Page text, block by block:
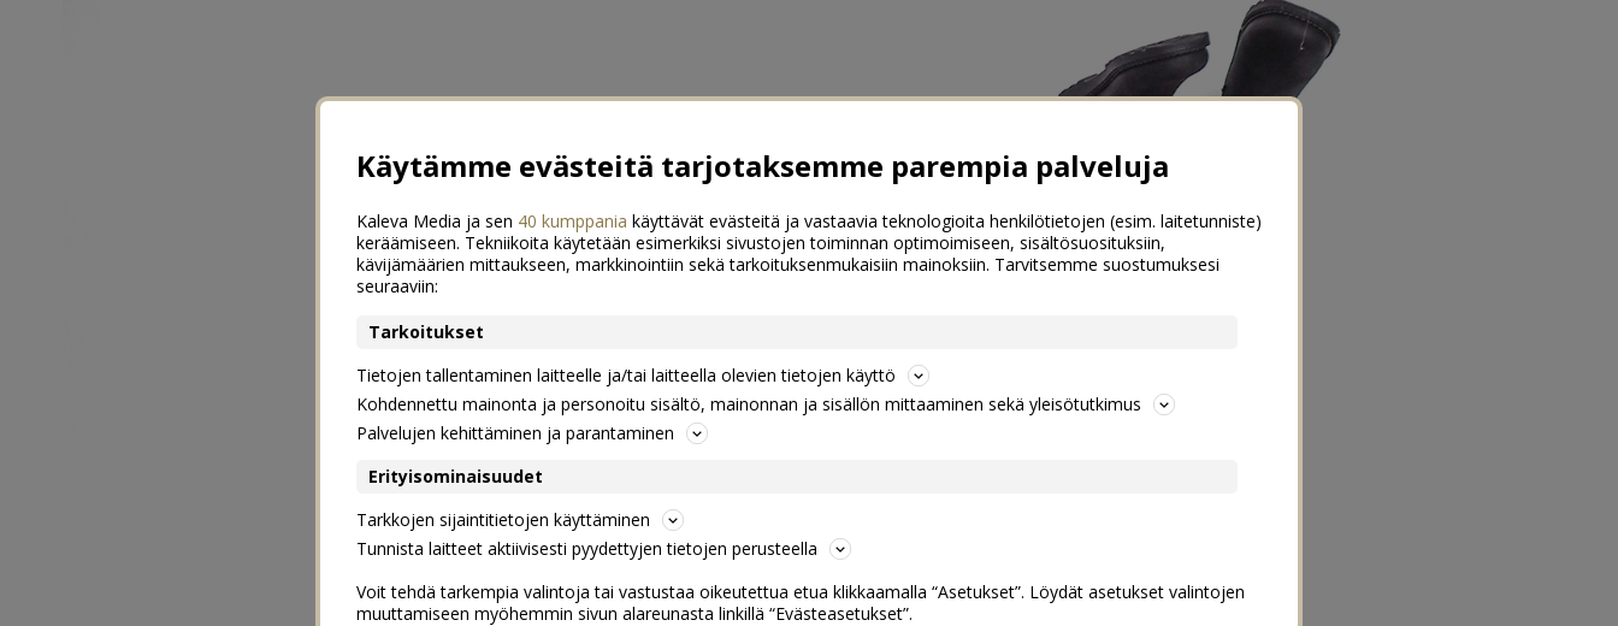
Käytämme evästeitä tarjotaksemme parempia palveluja
Kaleva Media ja sen 40 kumppania käyttävät evästeitä ja vastaavia teknologioita henkilötietojen (esim. laitetunniste)
keräämiseen. Tekniikoita käytetään esimerkiksi sivustojen toiminnan optimoimiseen, sisältösuosituksiin,
kävijämäärien mittaukseen, markkinointiin sekä tarkoituksenmukaisiin mainoksiin. Tarvitsemme suostumuksesi
seuraaviin:
Tarkoitukset
Tietojen tallentaminen laitteelle ja/tai laitteella olevien tietojen käyttö
Kohdennettu mainonta ja personoitu sisältö, mainonnan ja sisällön mittaaminen sekä yleisötutkimus
Palvelujen kehittäminen ja parantaminen
Erityisominaisuudet
Tarkkojen sijaintitietojen käyttäminen
Tunnista laitteet aktiivisesti pyydettyjen tietojen perusteella
Voit tehdä tarkempia valintoja tai vastustaa oikeutettua etua klikkaamalla “Asetukset”. Löydät asetukset valintojen
muuttamiseen myöhemmin sivun alareunasta linkillä “Evästeasetukset”.